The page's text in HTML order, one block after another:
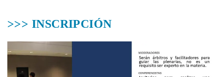
>>> INSCRIPCIÓN